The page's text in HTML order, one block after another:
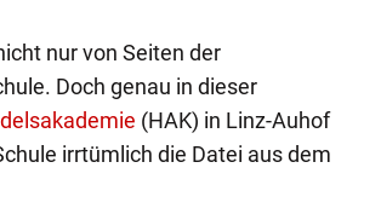
nur von Seiten der
Doch genau in dieser
(HAK) in Linz-Auhof
irrtümlich die Datei aus dem